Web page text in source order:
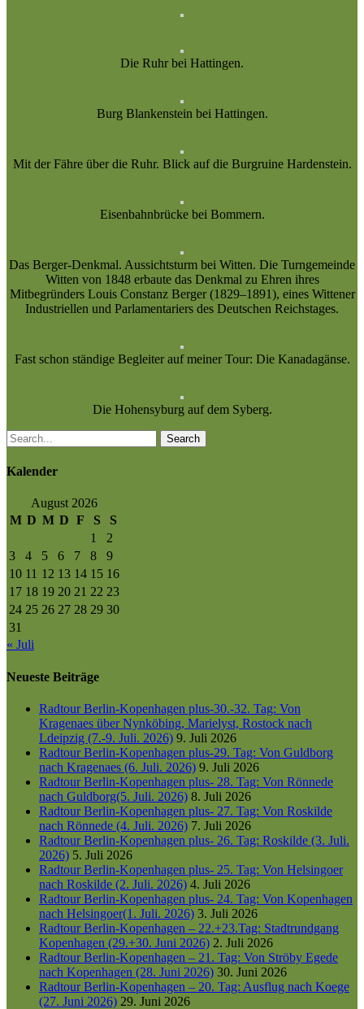
Die Ruhr bei Hattingen.
Burg Blankenstein bei Hattingen.
Mit der Fähre über die Ruhr. Blick auf die Burgruine Hardenstein.
Eisenbahnbrücke bei Bommern.
Das Berger-Denkmal. Aussichtsturm bei Witten. Die Turngemeinde
Witten von 1848 erbaute das Denkmal zu Ehren ihres
Mitbegründers Louis Constanz Berger (1829–1891), eines Wittener
Industriellen und Parlamentariers des Deutschen Reichstages.
Fast schon ständige Begleiter auf meiner Tour: Die Kanadagänse.
Die Hohensyburg auf dem Syberg.
Search
Kalender
August 2026
M D M D F S
S
1
2
3
4 5 6 7 8
9
10 11 12 13 14 15 16
17 18 19 20 21 22 23
24 25 26 27 28 29 30
31
« Juli
Neueste Beiträge
Radtour Berlin-Kopenhagen plus-30.-32. Tag: Von
Kragenaes über Nynköbing, Marielyst, Rostock nach
Ldeipzig (7.-9. Juli. 2026) 9. Juli 2026
Radtour Berlin-Kopenhagen plus-29. Tag: Von Guldborg
nach Kragenaes (6. Juli. 2026) 9. Juli 2026
Radtour Berlin-Kopenhagen plus- 28. Tag: Von Rönnede
nach Guldborg(5. Juli. 2026) 8. Juli 2026
Radtour Berlin-Kopenhagen plus- 27. Tag: Von Roskilde
nach Rönnede (4. Juli. 2026) 7. Juli 2026
Radtour Berlin-Kopenhagen plus- 26. Tag: Roskilde (3. Juli.
2026) 5. Juli 2026
Radtour Berlin-Kopenhagen plus- 25. Tag: Von Helsingoer
nach Roskilde (2. Juli. 2026) 4. Juli 2026
Radtour Berlin-Kopenhagen plus- 24. Tag: Von Kopenhagen
nach Helsingoer(1. Juli. 2026) 3. Juli 2026
Radtour Berlin-Kopenhagen – 22.+23.Tag: Stadtrundgang
Kopenhagen (29.+30. Juni 2026) 2. Juli 2026
Radtour Berlin-Kopenhagen – 21. Tag: Von Ströby Egede
nach Kopenhagen (28. Juni 2026) 30. Juni 2026
Radtour Berlin-Kopenhagen – 20. Tag: Ausflug nach Koege
(27. Juni 2026) 29. Juni 2026